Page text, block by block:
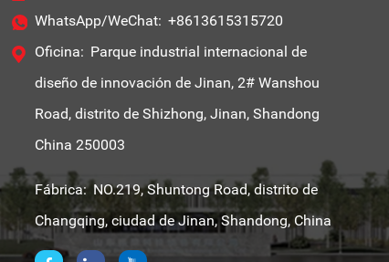
WhatsApp/WeChat: +8613615315720
Oficina: Parque industrial internacional de
diseño de innovación de Jinan, 2# Wanshou
Road, distrito de Shizhong, Jinan, Shandong
China 250003
Fábrica: NO.219, Shuntong Road, distrito de
Changqing, ciudad de Jinan, Shandong, China